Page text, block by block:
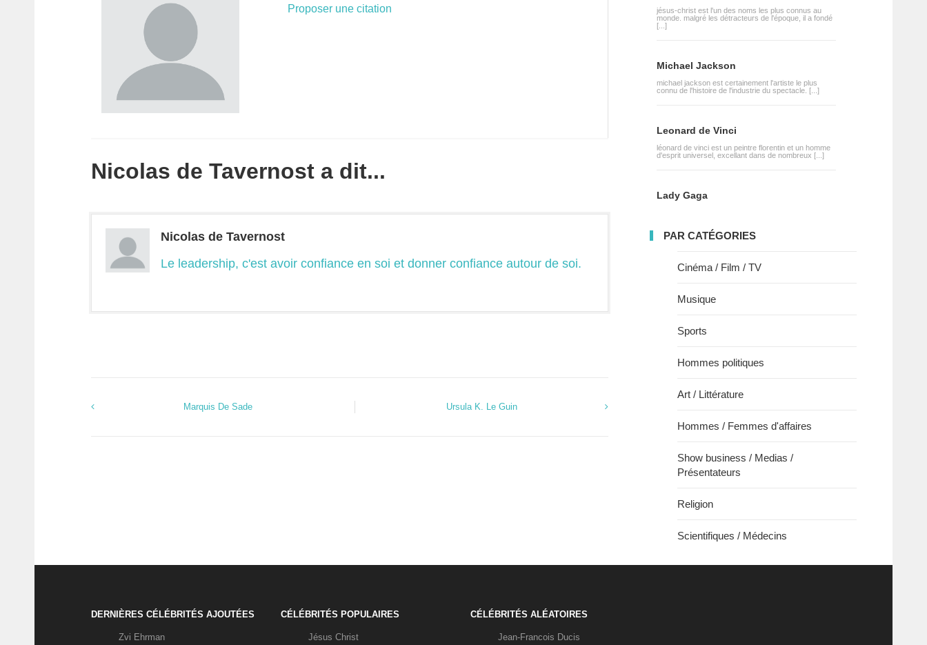
Proposer une citation
Nicolas de Tavernost a dit...
Nicolas de Tavernost
Le leadership, c'est avoir confiance en soi et donner confiance autour de soi.
Marquis De Sade Ursula K. Le Guin
jésus-christ est l'un des noms les plus connus au
monde. malgré les détracteurs de l'époque, il a fondé
[...]
Michael Jackson
michael jackson est certainement l'artiste le plus
connu de l'histoire de l'industrie du spectacle. [...]
Leonard de Vinci
léonard de vinci est un peintre florentin et un homme
d'esprit universel, excellant dans de nombreux [...]
Lady Gaga
PAR CATÉGORIES
Cinéma / Film / TV
Musique
Sports
Hommes politiques
Art / Littérature
Hommes / Femmes d'affaires
Show business / Medias /
Présentateurs
Religion
Scientifiques / Médecins
DERNIÈRES CÉLÉBRITÉS AJOUTÉES
Zvi Ehrman
CÉLÉBRITÉS POPULAIRES
Jésus Christ
CÉLÉBRITÉS ALÉATOIRES
Jean-Francois Ducis